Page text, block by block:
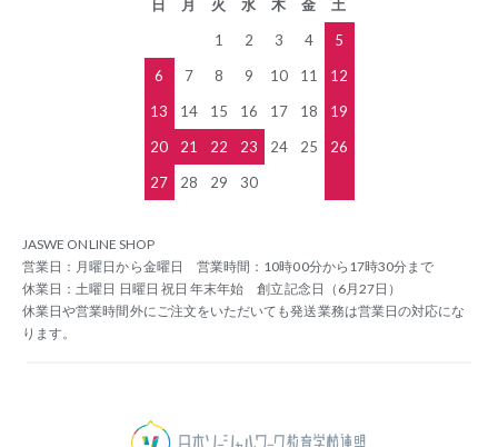
日 月 火 水 木 金
土
1
2 3 4
5
6
7 8 9 10 11
12
13
14 15 16 17 18
19
20
21 22 23 24 25
26
27
28 29 30
JASWE ONLINE SHOP
営業日：月曜日から金曜日 営業時間：10時00分から17時30分まで
休業日：土曜日 日曜日 祝日 年末年始 創立記念日（6月27日）
休業日や営業時間外にご注文をいただいても発送業務は営業日の対応にな
ります。